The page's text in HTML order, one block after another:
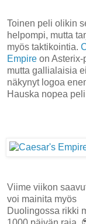
Toinen peli olikin
helpompi, mutta
myös taktikointia.
Empire on Asterix-
mutta gallialaisia
näkynyt logoa
Hauska nopea
Viime viikon
voi mainita myös
Duolingossa rikki